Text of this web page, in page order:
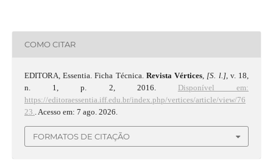
COMO CITAR
EDITORA, Essentia. Ficha Técnica. Revista Vértices [S. l.], v. 18,
n. 1, p. 2, 2016. Disponível em:
https://editoraessentia.iff.edu.br/index.php/vertices/article/view/76
23.
. Acesso em: 7 ago. 2026.
FORMATOS DE CITAÇÃO